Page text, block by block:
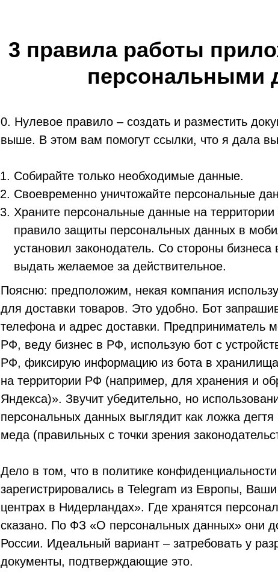
3 правила работы
персональными
0. Нулевое правило – создать и разместить
выше. В этом вам помогут ссылки, что я дала
Собирайте только необходимые данные.
Своевременно уничтожайте персональные
Храните персональные данные на
правило защиты персональных данных в
установил законодатель. Со стороны бизнеса
выдать желаемое за действительное.
Поясню: предположим, некая компания
для доставки товаров. Это удобно. Бот
телефона и адрес доставки. Предприниматель
РФ, веду бизнес в РФ, использую бот с
РФ, фиксирую информацию из бота в
на территории РФ (например, для хранения и
Яндекса)». Звучит убедительно, но
персональных данных выглядит как ложка дегтя
меда (правильных с точки зрения
Дело в том, что в политике
зарегистрировались в Telegram из Европы,
центрах в Нидерландах». Где хранятся
сказано. По ФЗ «О персональных данных» они
России. Идеальный вариант – затребовать у
документы, подтверждающие это.